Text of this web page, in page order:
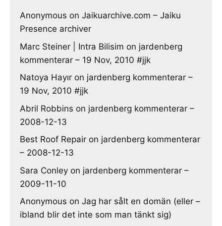
Anonymous on Jaikuarchive.com – Jaiku
Presence archiver
Marc Steiner | Intra Bilisim on jardenberg
kommenterar – 19 Nov, 2010 #jjk
Natoya Hayır on jardenberg kommenterar –
19 Nov, 2010 #jjk
Abril Robbins on jardenberg kommenterar –
2008-12-13
Best Roof Repair on jardenberg kommenterar
– 2008-12-13
Sara Conley on jardenberg kommenterar –
2009-11-10
Anonymous on Jag har sålt en domän (eller –
ibland blir det inte som man tänkt sig)